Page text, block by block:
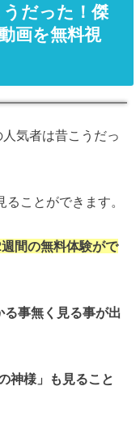
だった！傑
画を無料視
人気者は昔こうだっ
ることができます。
間の無料体験がで
事無く見る事が出
神様」も見ること